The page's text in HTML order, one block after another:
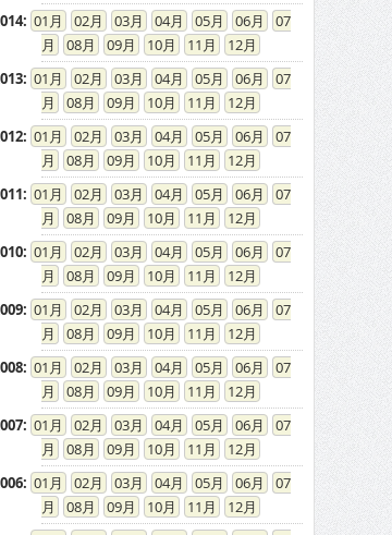
: 01 02 03 04 05 06
07
08
09 10 11
12
: 01 02 03 04 05 06
07
08
09 10 11
12
: 01 02 03 04 05 06
07
08
09 10 11
12
: 01 02 03 04 05 06
07
08
09 10 11
12
: 01 02 03 04 05 06
07
08
09 10 11
12
: 01 02 03 04 05 06
07
08
09 10 11
12
: 01 02 03 04 05 06
07
08
09 10 11
12
: 01 02 03 04 05 06
07
08
09 10 11
12
: 01 02 03 04 05 06
07
08
09 10 11
12